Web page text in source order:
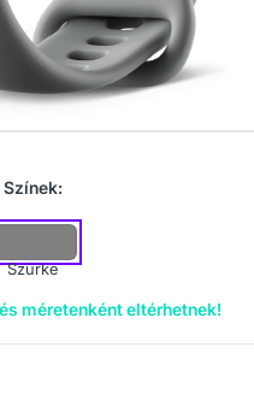
Színek:
Szürke
méretenként eltérhetnek!